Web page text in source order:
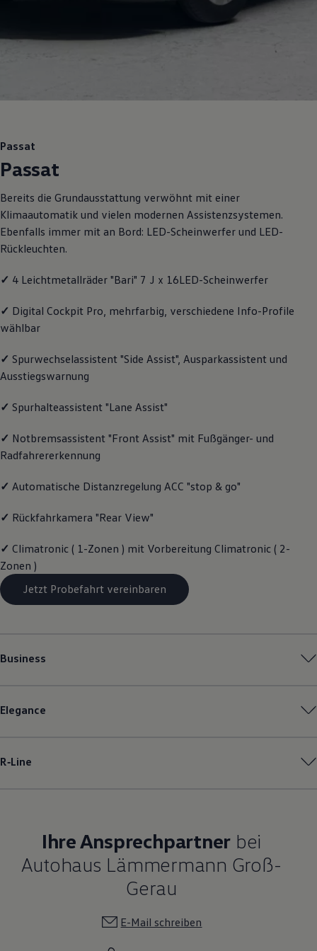
Pannen- und Unfallhilfe
Schutz und Pflege
Digitale Extras
Handy und Fahrzeug verbinden
Updates für Software, Karten und Radio
Über Ihr Auto
Vorgängermodelle
Warn- und Kontrollleuchten
Digitale Betriebsanleitung
Live Beratung
Transport
Familie
Elektromobilität
Pannen- und Unfallhilfe
Passat
Passat
Bereits die Grundausstattung verwöhnt mit einer
Klimaautomatik und vielen modernen Assistenzsystemen.
Ebenfalls immer mit an Bord: LED-Scheinwerfer und LED-
Rückleuchten.
✓ 4 Leichtmetallräder "Bari" 7 J x 16LED-Scheinwerfer
✓ Digital Cockpit Pro, mehrfarbig, verschiedene Info-Profile
wählbar
✓ Spurwechselassistent "Side Assist", Ausparkassistent und
Ausstiegswarnung
✓ Spurhalteassistent "Lane Assist"
✓ Notbremsassistent "Front Assist" mit Fußgänger- und
Radfahrererkennung
✓ Automatische Distanzregelung ACC "stop & go"
✓ Rückfahrkamera "Rear View"
✓ Climatronic ( 1-Zonen ) mit Vorbereitung Climatronic ( 2-
Zonen )
Jetzt Probefahrt vereinbaren
Business
Elegance
R‑Line
Ihre Ansprechpartner bei
Autohaus Lämmermann Groß-
Gerau
E-Mail schreiben